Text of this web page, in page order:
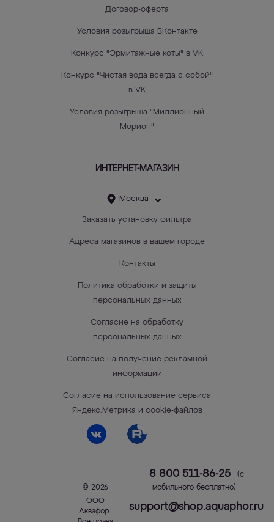
Договор-оферта
Условия розыгрыша ВКонтакте
Конкурс "Эрмитажные коты" в VK
Конкурс "Чистая вода всегда с собой"
в VK
Условия розыгрыша "Миллионный
Морион"
ИНТЕРНЕТ-МАГАЗИН
Москва
Заказать установку фильтра
Адреса магазинов в вашем городе
Контакты
Политика обработки и защиты
персональных данных
Согласие на обработку
персональных данных
Согласие на получение рекламной
информации
Согласие на использование сервиса
Яндекс.Метрика и cookie-файлов
© 2026
ООО
Аквафор.
8 800 511-86-25
(с
мобильного бесплатно)
support@shop.aquaphor.ru